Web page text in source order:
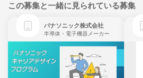
この募集と一緒に見られている募集
パナソニック株式会社
半導体・電子機器メーカー